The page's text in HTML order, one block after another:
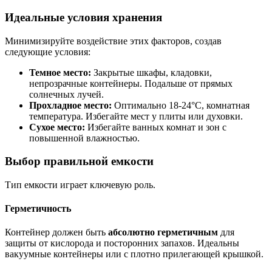
Идеальные условия хранения
Минимизируйте воздействие этих факторов, создав
следующие условия:
Темное место: Закрытые шкафы, кладовки,
непрозрачные контейнеры. Подальше от прямых
солнечных лучей.
Прохладное место: Оптимально 18-24°C, комнатная
температура. Избегайте мест у плиты или духовки.
Сухое место: Избегайте ванных комнат и зон с
повышенной влажностью.
Выбор правильной емкости
Тип емкости играет ключевую роль.
Герметичность
Контейнер должен быть абсолютно герметичным для
защиты от кислорода и посторонних запахов. Идеальны
вакуумные контейнеры или с плотно прилегающей крышкой.